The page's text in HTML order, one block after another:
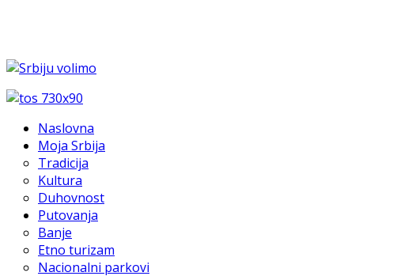
Naslovna
Moja Srbija
Tradicija
Kultura
Duhovnost
Putovanja
Banje
Etno turizam
Nacionalni parkovi